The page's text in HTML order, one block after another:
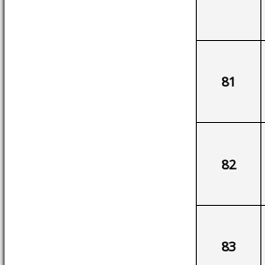
81
82
83